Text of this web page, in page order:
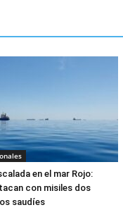
en el mar Rojo:
con misiles dos
saudíes